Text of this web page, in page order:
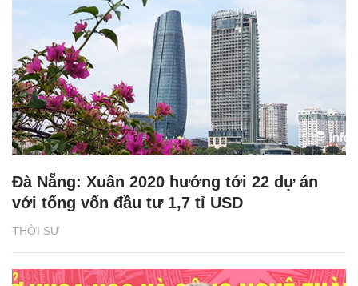
THỜI SỰ
Đà Nẵng: Xuân 2020 hướng tới 22 dự án
với tổng vốn đầu tư 1,7 tỉ USD